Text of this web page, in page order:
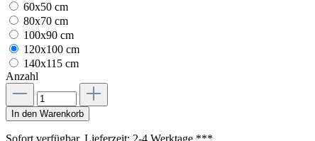
60x50 cm
80x70 cm
100x90 cm
120x100 cm
140x115 cm
Anzahl
In den Warenkorb